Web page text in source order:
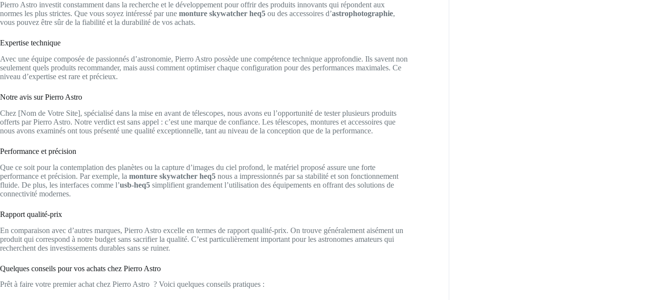
Pierro Astro investit constamment dans la recherche et le développement pour offrir des produits innovants qui répondent aux
normes les plus strictes. Que vous soyez intéressé par une monture skywatcher heq5 ou des accessoires d’astrophotographie,
vous pouvez être sûr de la fiabilité et la durabilité de vos achats.
Expertise technique
Avec une équipe composée de passionnés d’astronomie, Pierro Astro possède une compétence technique approfondie. Ils savent non
seulement quels produits recommander, mais aussi comment optimiser chaque configuration pour des performances maximales. Ce
niveau d’expertise est rare et précieux.
Notre avis sur Pierro Astro
Chez [Nom de Votre Site], spécialisé dans la mise en avant de télescopes, nous avons eu l’opportunité de tester plusieurs produits
offerts par Pierro Astro. Notre verdict est sans appel : c’est une marque de confiance. Les télescopes, montures et accessoires que
nous avons examinés ont tous présenté une qualité exceptionnelle, tant au niveau de la conception que de la performance.
Performance et précision
Que ce soit pour la contemplation des planètes ou la capture d’images du ciel profond, le matériel proposé assure une forte
performance et précision. Par exemple, la monture skywatcher heq5 nous a impressionnés par sa stabilité et son fonctionnement
fluide. De plus, les interfaces comme l’usb-heq5 simplifient grandement l’utilisation des équipements en offrant des solutions de
connectivité modernes.
Rapport qualité-prix
En comparaison avec d’autres marques, Pierro Astro excelle en termes de rapport qualité-prix. On trouve généralement aisément un
produit qui correspond à notre budget sans sacrifier la qualité. C’est particulièrement important pour les astronomes amateurs qui
recherchent des investissements durables sans se ruiner.
Quelques conseils pour vos achats chez Pierro Astro
Prêt à faire votre premier achat chez Pierro Astro ? Voici quelques conseils pratiques :